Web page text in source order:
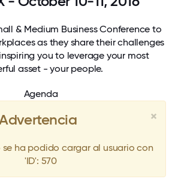
& Medium Business Conference to
as they share their challenges
you to leverage your most
asset - your people.
Agenda
×
se ha podido cargar al usuario con
'ID': 570